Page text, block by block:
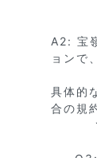
A2: 宝
ョンで
具体的
合の規